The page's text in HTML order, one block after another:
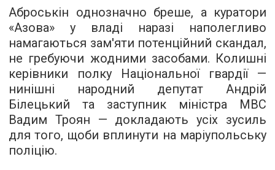
Аброськін однозначно бреше, а куратори
«Азова» у владі наразі наполегливо
намагаються зам'яти потенційний скандал,
не гребуючи жодними засобами. Колишні
керівники полку Національної гвардії —
нинішні народний депутат Андрій
Білецький та заступник міністра МВС
Вадим Троян — докладають усіх зусиль
для того, щоби вплинути на маріупольську
поліцію.